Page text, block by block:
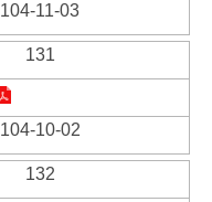
104-11-03
131
104-10-02
132